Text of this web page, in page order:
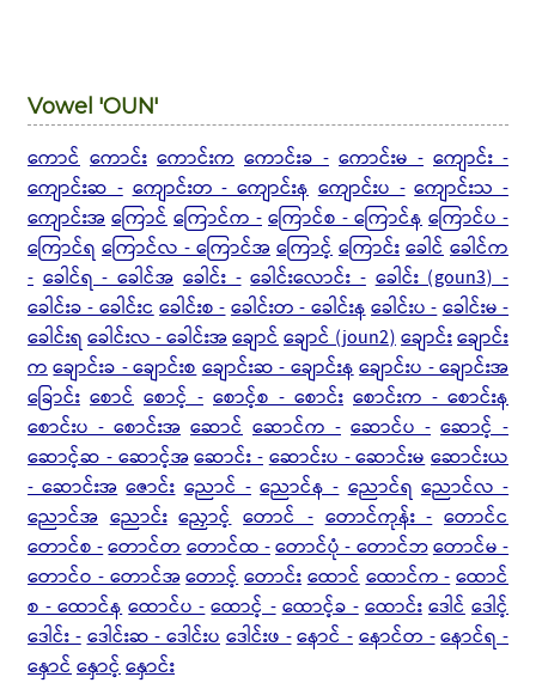
Vowel 'OUN'
ကောင် ကောင်း ကောင်းက ကောင်းခ - ကောင်းမ - ကျောင်း -
ကျောင်းဆ - ကျောင်းတ - ကျောင်းန ကျောင်းပ - ကျောင်းသ -
ကျောင်းအ ကြောင် ကြောင်က - ကြောင်စ - ကြောင်န ကြောင်ပ -
ကြောင်ရ ကြောင်လ - ကြောင်အ ကြောင့် ကြောင်း ခေါင် ခေါင်က
- ခေါင်ရ - ခေါင်အ ခေါင်း - ခေါင်းလောင်း - ခေါင်း (goun3) -
ခေါင်းခ - ခေါင်းငခေါင်းစ -ခေါင်းတ - ခေါင်းနခေါင်းပ -ခေါင်းမ -
ခေါင်းရ ခေါင်းလ - ခေါင်းအချောင်ချောင် (joun2)ချောင်းချောင်း
ကချောင်းခ - ချောင်းစချောင်းဆ - ချောင်းနချောင်းပ - ချောင်းအ
ခြောင်း စောင် စောင့် - စောင့်စ -စောင်း စောင်းက - စောင်းန
စောင်းပ - စောင်းအ ဆောင် ဆောင်က - ဆောင်ပ - ဆောင့် -
ဆောင့်ဆ - ဆောင့်အဆောင်း -ဆောင်းပ - ဆောင်းမဆောင်းယ
- ဆောင်းအ ဇောင်း ညောင် - ညောင်န - ညောင်ရ ညောင်လ -
ညောင်အ ညောင်း ညှောင့် တောင် - တောင်ကုန်း - တောင်င
တောင်စ -တောင်တတောင်ထ -တောင်ပုံ - တောင်ဘတောင်မ -
တောင်ဝ - တောင်အတောင့်တောင်းထောင်ထောင်က -ထောင်
စ - ထောင်န ထောင်ပ - ထောင့် - ထောင့်ခ - ထောင်း ဒေါင် ဒေါင့်
ဒေါင်း -ဒေါင်းဆ - ဒေါင်းပဒေါင်းဖ -နောင် -နောင်တ -နောင်ရ -
နှောင်နှောင့်နှောင်း